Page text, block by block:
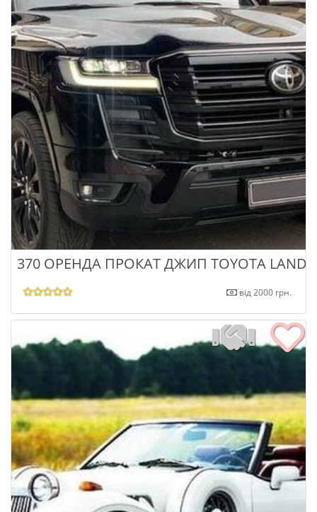
370 ОРЕНДА ПРОКАТ ДЖИП TOYOTA LAND
від 2000 грн.